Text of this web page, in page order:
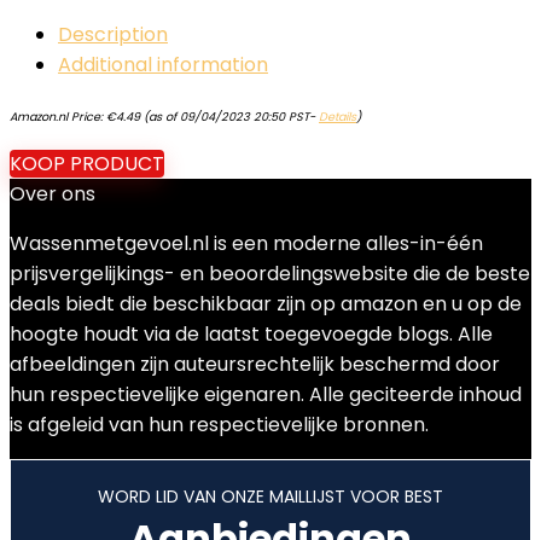
Description
Additional information
Amazon.nl Price: €4.49(as of 09/04/2023 20:50 PST- Details)
KOOP PRODUCT
Over ons
Wassenmetgevoel.nl is een moderne alles-in-één
prijsvergelijkings- en beoordelingswebsite die de beste
deals biedt die beschikbaar zijn op amazon en u op de
hoogte houdt via de laatst toegevoegde blogs. Alle
afbeeldingen zijn auteursrechtelijk beschermd door
hun respectievelijke eigenaren. Alle geciteerde inhoud
is afgeleid van hun respectievelijke bronnen.
WORD LID VAN ONZE MAILLIJST VOOR BEST